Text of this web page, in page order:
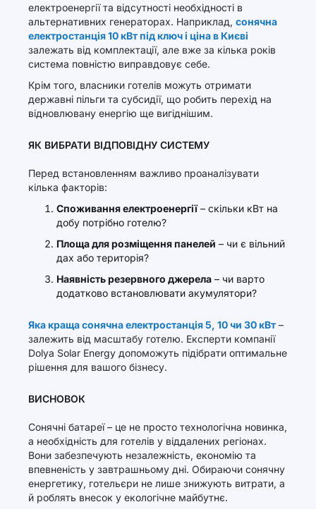
електроенергії та відсутності необхідності в
альтернативних генераторах. Наприклад, сонячна
електростанція 10 кВт під ключ і ціна в Києві
залежать від комплектації, але вже за кілька років
система повністю виправдовує себе.
Крім того, власники готелів можуть отримати
державні пільги та субсидії, що робить перехід на
відновлювану енергію ще вигіднішим.
ЯК ВИБРАТИ ВІДПОВІДНУ СИСТЕМУ
Перед встановленням важливо проаналізувати
кілька факторів:
Споживання електроенергії– скільки кВт на
добу потрібно готелю?
Площа для розміщення панелей – чи є вільний
дах або територія?
Наявність резервного джерела – чи варто
додатково встановлювати акумулятори?
Яка краща сонячна електростанція 5, 10 чи 30 кВт –
залежить від масштабу готелю. Експерти компанії
Dolya Solar Energy допоможуть підібрати оптимальне
рішення для вашого бізнесу.
ВИСНОВОК
Сонячні батареї – це не просто технологічна новинка,
а необхідність для готелів у віддалених регіонах.
Вони забезпечують незалежність, економію та
впевненість у завтрашньому дні. Обираючи сонячну
енергетику, готельєри не лише знижують витрати, а
й роблять внесок у екологічне майбутнє.